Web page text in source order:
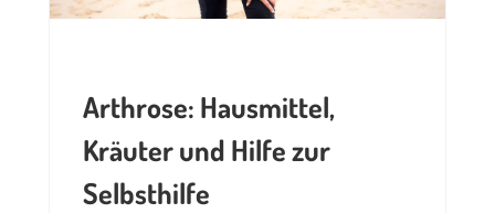
Arthrose: Hausmittel,
Kräuter und Hilfe zur
Selbsthilfe